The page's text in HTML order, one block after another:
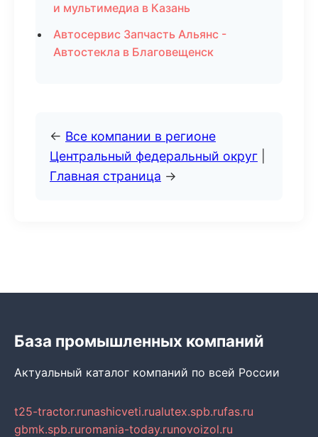
и мультимедиа в Казань
Автосервис Запчасть Альянс -
Автостекла в Благовещенск
← Все компании в регионе
Центральный федеральный округ
Главная страница →
База промышленных компаний
Актуальный каталог компаний по всей России
t25-tractor.runashicveti.rualutex.spb.rufas.ru
gbmk.spb.ruromania-today.runovoizol.ru